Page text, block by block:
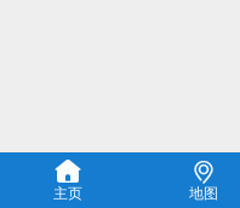

主页

地图